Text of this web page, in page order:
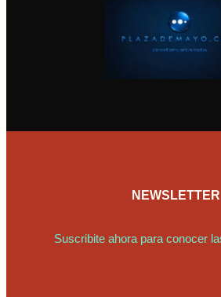
NEWSLETTER
Suscribite ahora para conocer